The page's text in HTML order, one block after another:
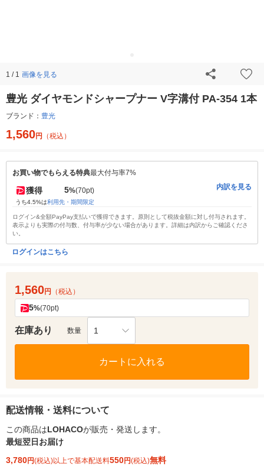
1 / 1 画像を見る
豊光 ダイヤモンドシャープナー V字溝付 PA-354 1本
ブランド： 豊光
1,560円 （税込）
お買い物でもらえる特典最大付与率7%
獲得 5%(70pt)
うち4.5%は利用先・期間限定
内訳を見る
ログイン&全額PayPay支払いで獲得できます。原則として税抜金額に対し付与されます。
表示よりも実際の付与数、付与率が少ない場合があります。詳細は内訳からご確認くださ
い。
ログインはこちら
1,560円 （税込）
5%(70pt)
在庫あり 数量 1
カートに入れる
配送情報・送料について
この商品はLOHACOが販売・発送します。
最短翌日お届け
3,780円(税込)以上で基本配送料550円(税込)無料